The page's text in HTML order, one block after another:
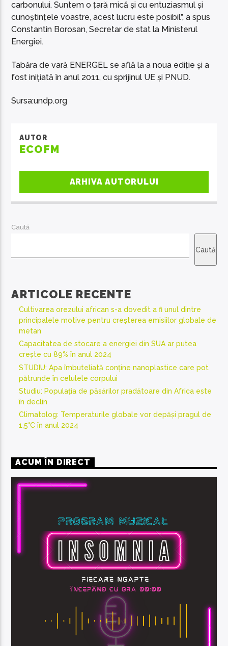
carbonului. Suntem o țară mică și cu entuziasmul și
cunoștințele voastre, acest lucru este posibil”, a spus
Constantin Borosan, Secretar de stat la Ministerul
Energiei.
Tabăra de vară ENERGEL se află la a noua ediție și a
fost inițiată în anul 2011, cu sprijinul UE și PNUD.
Sursa:undp.org
AUTOR
ECOFM
ARHIVA AUTORULUI
Caută
Caută
ARTICOLE RECENTE
Cultivarea orezului african s-a dovedit a fi unul dintre
principalele motive pentru creșterea emisiilor globale de
metan
Capacitatea de stocare a energiei din SUA ar putea
crește cu 89% în anul 2024
STUDIU: Apa îmbuteliată conține nanoplastice care pot
pătrunde în celulele corpului
Studiu: Populația de păsărilor pradătoare din Africa este
în declin
Climatolog: Temperaturile globale vor depăși pragul de
1,5°C în anul 2024
ACUM ÎN DIRECT